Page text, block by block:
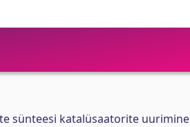
sünteesi katalüsaatorite uurimine